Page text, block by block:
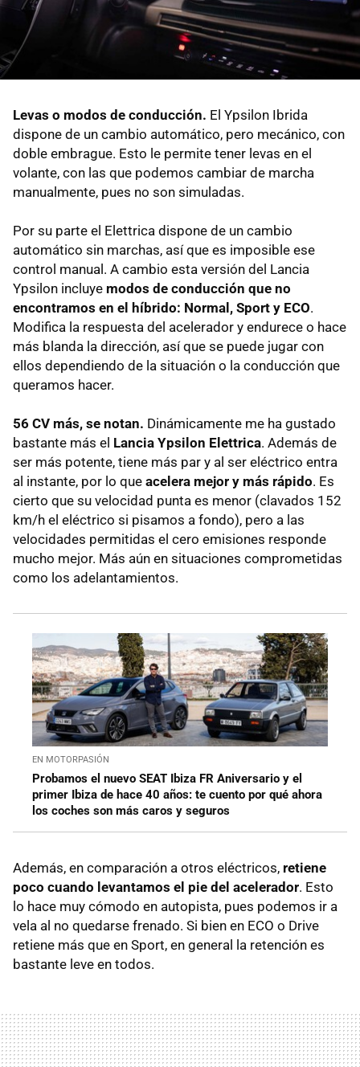
Levas o modos de conducción. El Ypsilon Ibrida
dispone de un cambio automático, pero mecánico, con
doble embrague. Esto le permite tener levas en el
volante, con las que podemos cambiar de marcha
manualmente, pues no son simuladas.
Por su parte el Elettrica dispone de un cambio
automático sin marchas, así que es imposible ese
control manual. A cambio esta versión del Lancia
Ypsilon incluye modos de conducción que no
encontramos en el híbrido: Normal, Sport y ECO.
Modifica la respuesta del acelerador y endurece o hace
más blanda la dirección, así que se puede jugar con
ellos dependiendo de la situación o la conducción que
queramos hacer.
56 CV más, se notan. Dinámicamente me ha gustado
bastante más el Lancia Ypsilon Elettrica. Además de
ser más potente, tiene más par y al ser eléctrico entra
al instante, por lo que acelera mejor y más rápido. Es
cierto que su velocidad punta es menor (clavados 152
km/h el eléctrico si pisamos a fondo), pero a las
velocidades permitidas el cero emisiones responde
mucho mejor. Más aún en situaciones comprometidas
como los adelantamientos.
EN MOTORPASIÓN
Probamos el nuevo SEAT Ibiza FR Aniversario y el
primer Ibiza de hace 40 años: te cuento por qué ahora
los coches son más caros y seguros
Además, en comparación a otros eléctricos, retiene
poco cuando levantamos el pie del acelerador. Esto
lo hace muy cómodo en autopista, pues podemos ir a
vela al no quedarse frenado. Si bien en ECO o Drive
retiene más que en Sport, en general la retención es
bastante leve en todos.